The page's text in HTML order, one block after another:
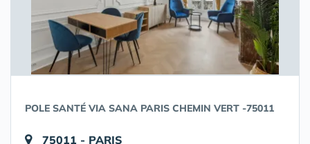
POLE SANTÉ VIA SANA PARIS CHEMIN VERT -75011
75011 - PARIS